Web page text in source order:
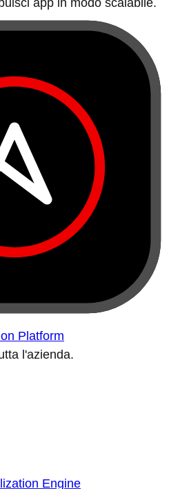
app in modo scalabile.
Platform
l'azienda.
Engine